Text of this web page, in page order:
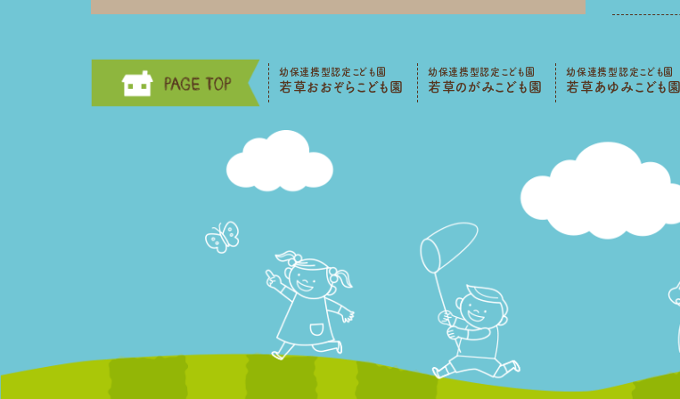
幼保連携型認定こども園
若草おおぞらこども園
幼保連携型認定こども園
若草のがみこども園
幼保連携型認定こども園
若草あゆみこども園